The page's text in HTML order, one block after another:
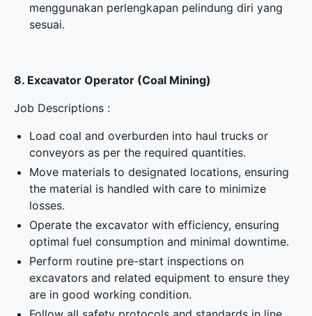
menggunakan perlengkapan pelindung diri yang
sesuai.
8. Excavator Operator (Coal Mining)
Job Descriptions :
Load coal and overburden into haul trucks or
conveyors as per the required quantities.
Move materials to designated locations, ensuring
the material is handled with care to minimize
losses.
Operate the excavator with efficiency, ensuring
optimal fuel consumption and minimal downtime.
Perform routine pre-start inspections on
excavators and related equipment to ensure they
are in good working condition.